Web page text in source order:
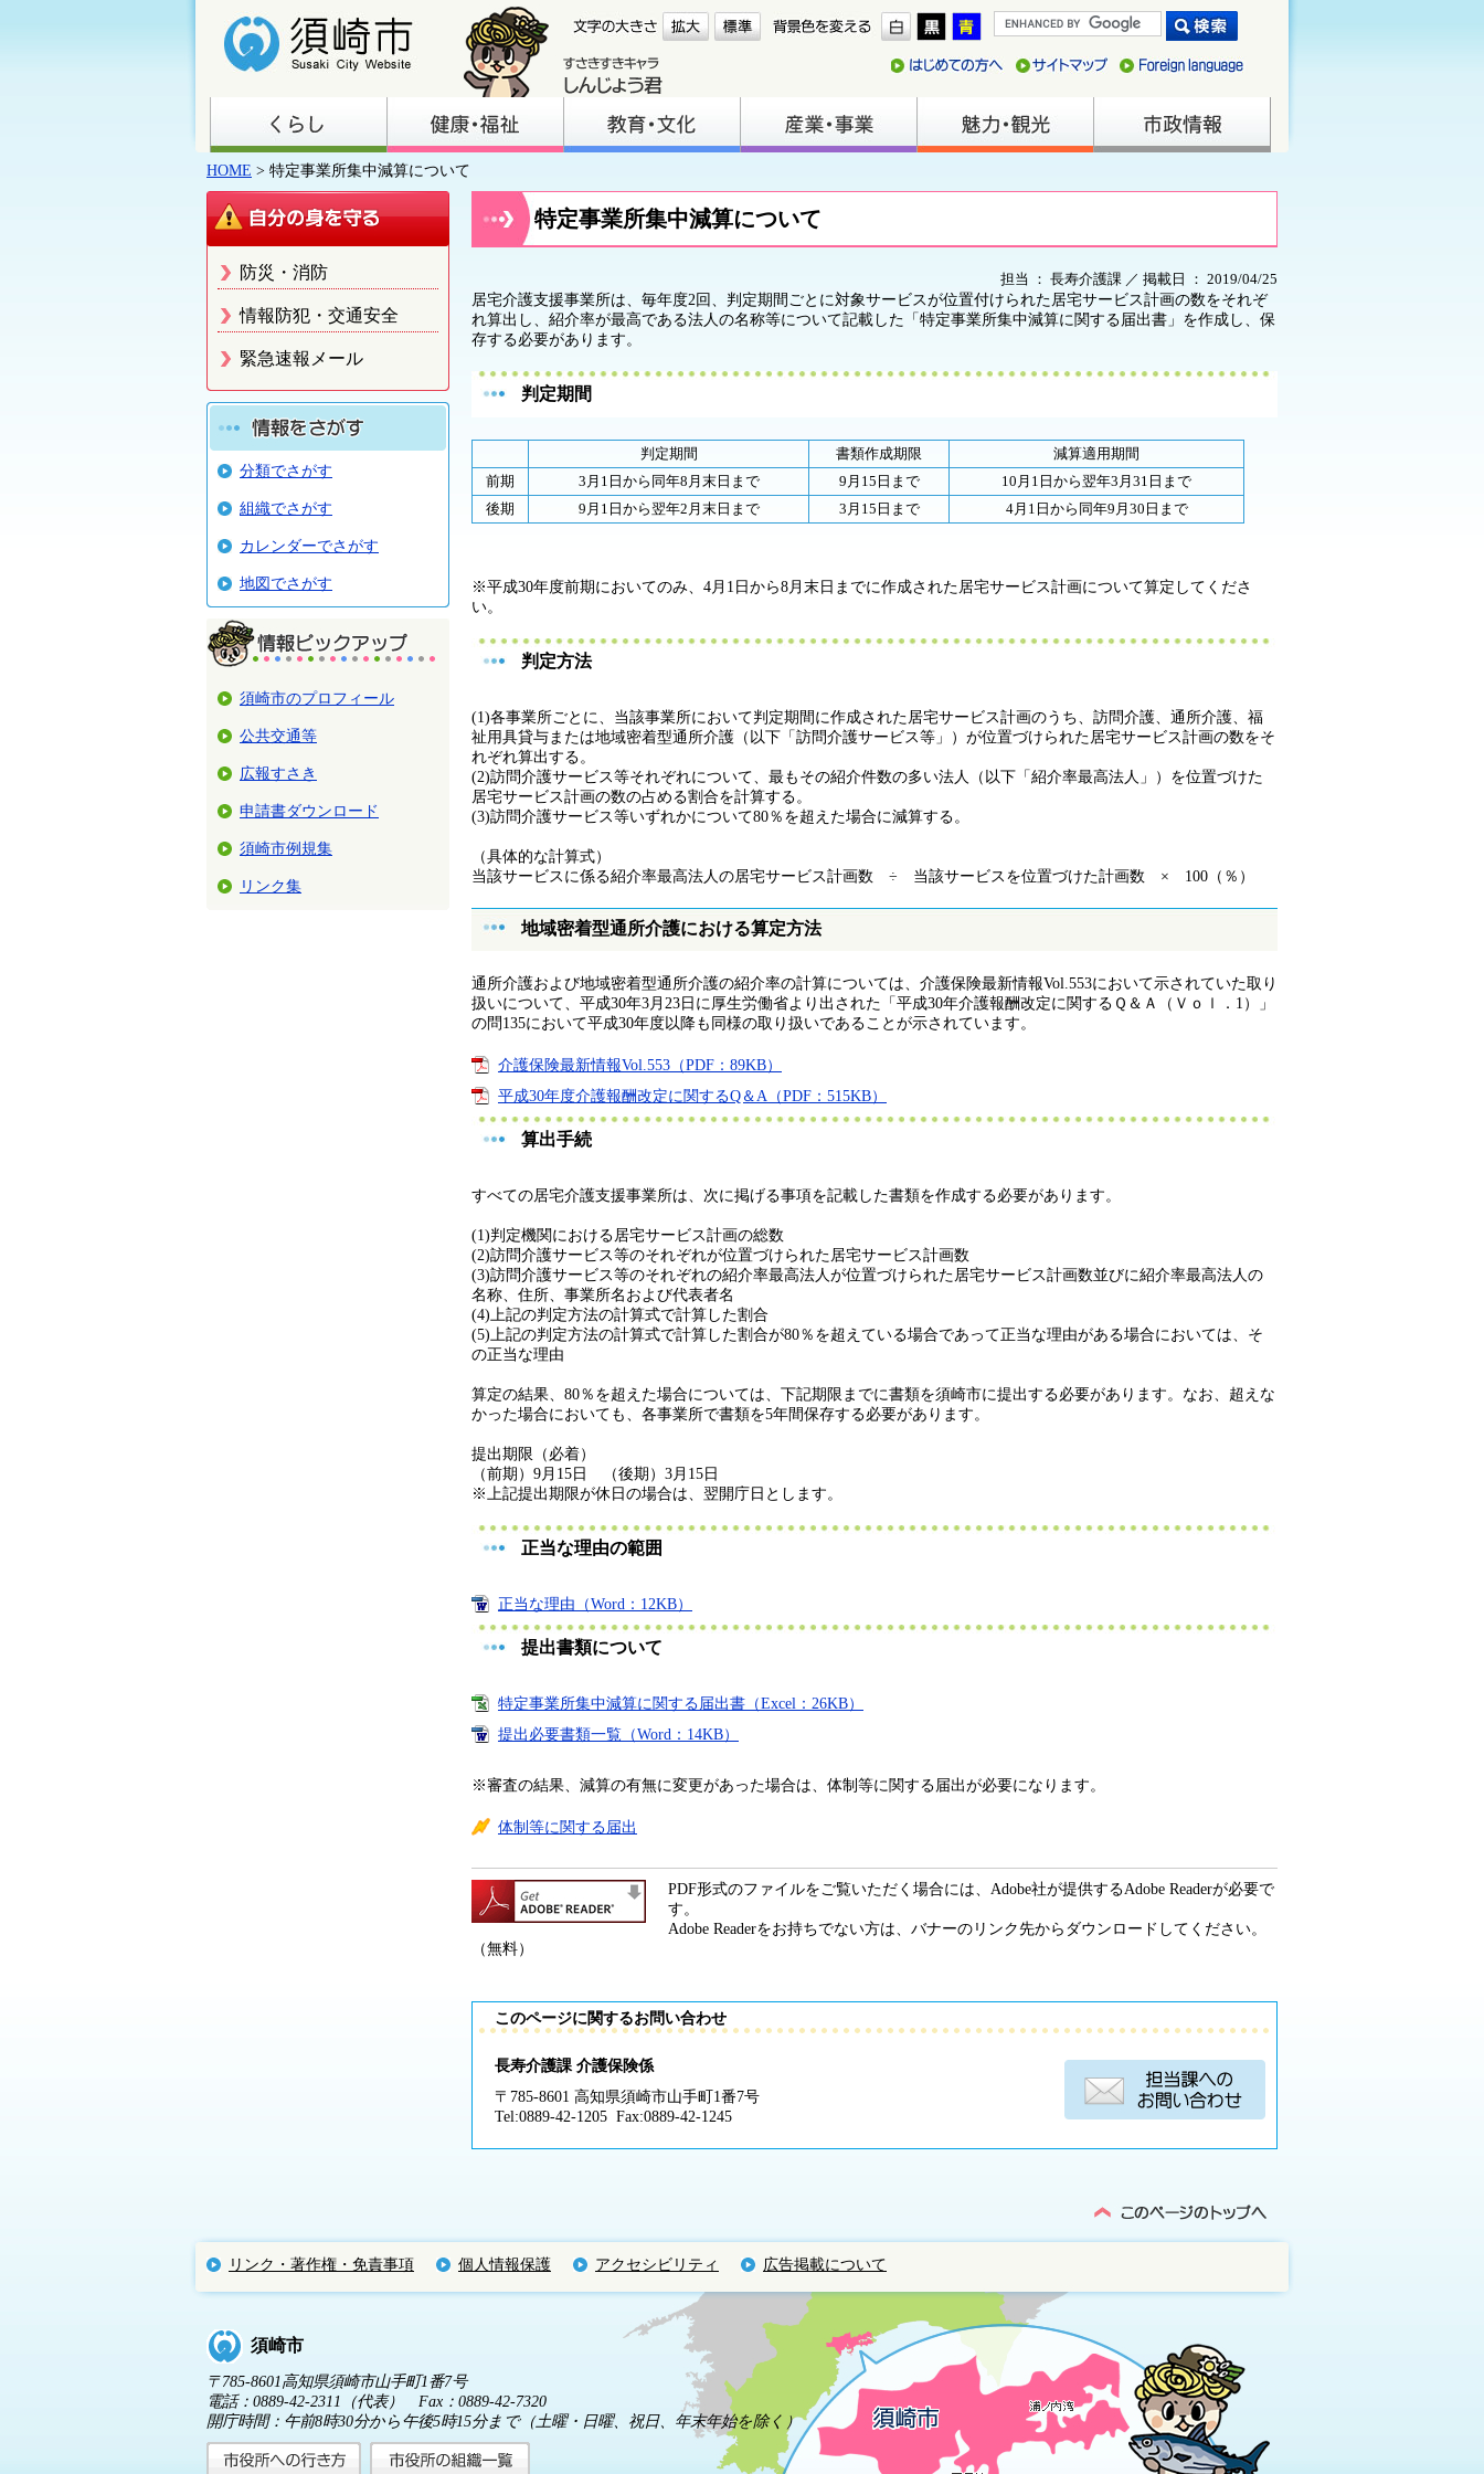
HOME > 特定事業所集中減算について
防災・消防
情報防犯・交通安全
緊急速報メール
分類でさがす
組織でさがす
カレンダーでさがす
地図でさがす
須崎市のプロフィール
公共交通等
広報すさき
申請書ダウンロード
須崎市例規集
リンク集
特定事業所集中減算について
担当 ： 長寿介護課 ／ 掲載日 ： 2019/04/25
居宅介護支援事業所は、毎年度2回、判定期間ごとに対象サービスが位置付けられた居宅サービス計画の数をそれぞ
れ算出し、紹介率が最高である法人の名称等について記載した「特定事業所集中減算に関する届出書」を作成し、保
存する必要があります。
判定期間
判定期間 書類作成期限
減算適用期間
前期
3月1日から同年8月末日まで 9月15日まで
10月1日から翌年3月31日まで
後期
9月1日から翌年2月末日まで 3月15日まで 4月1日から同年9月30日まで
※平成30年度前期においてのみ、4月1日から8月末日までに作成された居宅サービス計画について算定してくださ
い。
判定方法
(1)各事業所ごとに、当該事業所において判定期間に作成された居宅サービス計画のうち、訪問介護、通所介護、福
祉用具貸与または地域密着型通所介護（以下「訪問介護サービス等」）が位置づけられた居宅サービス計画の数をそ
れぞれ算出する。
(2)訪問介護サービス等それぞれについて、最もその紹介件数の多い法人（以下「紹介率最高法人」）を位置づけた
居宅サービス計画の数の占める割合を計算する。
(3)訪問介護サービス等いずれかについて80％を超えた場合に減算する。
（具体的な計算式）
当該サービスに係る紹介率最高法人の居宅サービス計画数 ÷ 当該サービスを位置づけた計画数 × 100（％）
地域密着型通所介護における算定方法
通所介護および地域密着型通所介護の紹介率の計算については、介護保険最新情報Vol.553において示されていた取り
扱いについて、平成30年3月23日に厚生労働省より出された「平成30年介護報酬改定に関するＱ＆Ａ（Ｖｏｌ．1）」
の問135において平成30年度以降も同様の取り扱いであることが示されています。
介護保険最新情報Vol.553（PDF：89KB）
平成30年度介護報酬改定に関するQ＆A（PDF：515KB）
算出手続
すべての居宅介護支援事業所は、次に掲げる事項を記載した書類を作成する必要があります。
(1)判定機関における居宅サービス計画の総数
(2)訪問介護サービス等のそれぞれが位置づけられた居宅サービス計画数
(3)訪問介護サービス等のそれぞれの紹介率最高法人が位置づけられた居宅サービス計画数並びに紹介率最高法人の
名称、住所、事業所名および代表者名
(4)上記の判定方法の計算式で計算した割合
(5)上記の判定方法の計算式で計算した割合が80％を超えている場合であって正当な理由がある場合においては、そ
の正当な理由
算定の結果、80％を超えた場合については、下記期限までに書類を須崎市に提出する必要があります。なお、超えな
かった場合においても、各事業所で書類を5年間保存する必要があります。
提出期限（必着）
（前期）9月15日 （後期）3月15日
※上記提出期限が休日の場合は、翌開庁日とします。
正当な理由の範囲
正当な理由（Word：12KB）
提出書類について
特定事業所集中減算に関する届出書（Excel：26KB）
提出必要書類一覧（Word：14KB）
※審査の結果、減算の有無に変更があった場合は、体制等に関する届出が必要になります。
体制等に関する届出
PDF形式のファイルをご覧いただく場合には、Adobe社が提供するAdobe Readerが必要で
す。
Adobe Readerをお持ちでない方は、バナーのリンク先からダウンロードしてください。
（無料）
このページに関するお問い合わせ
長寿介護課 介護保険係
〒785-8601 高知県須崎市山手町1番7号
Tel:0889-42-1205 Fax:0889-42-1245
リンク・著作権・免責事項 個人情報保護 アクセシビリティ 広告掲載について
須崎市
〒785-8601高知県須崎市山手町1番7号
電話：0889-42-2311（代表） Fax：0889-42-7320
開庁時間：午前8時30分から午後5時15分まで（土曜・日曜、祝日、年末年始を除く）